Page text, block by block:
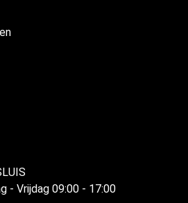
- Vrijdag 09:00 - 17:00